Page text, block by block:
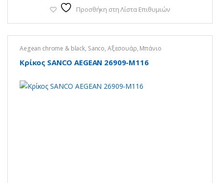
Προσθήκη στη Λίστα Επιθυμιών
Aegean chrome & black, Sanco, Αξεσουάρ, Μπάνιο
Κρίκος SANCO AEGEAN 26909-Μ116